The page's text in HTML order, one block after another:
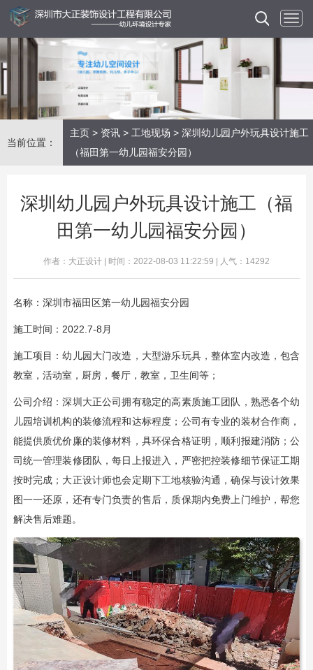
当前位置：
主页 > 资讯 > 工地现场 > 深圳幼儿园户外玩具设计施工
（福田第一幼儿园福安分园）
深圳幼儿园户外玩具设计施工（福
田第一幼儿园福安分园）
作者：大正设计 | 时间：2022-08-03 11:22:59 | 人气：14292
名称：深圳市福田区第一幼儿园福安分园
施工时间：2022.7-8月
施工项目：幼儿园大门改造，大型游乐玩具，整体室内改造，包含
教室，活动室，厨房，餐厅，教室，卫生间等；
公司介绍：深圳大正公司拥有稳定的高素质施工团队，熟悉各个幼
儿园培训机构的装修流程和达标程度；公司有专业的装材合作商，
能提供质优价廉的装修材料，具环保合格证明，顺利报建消防；公
司统一管理装修团队，每日上报进入，严密把控装修细节保证工期
按时完成；大正设计师也会定期下工地核验沟通，确保与设计效果
图一一还原，还有专门负责的售后，质保期内免费上门维护，帮您
解决售后难题。